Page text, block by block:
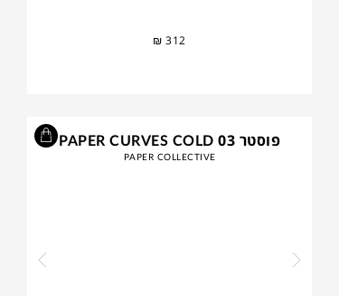
₪ 312
פוסטר PAPER CURVES COLD 03
PAPER COLLECTIVE